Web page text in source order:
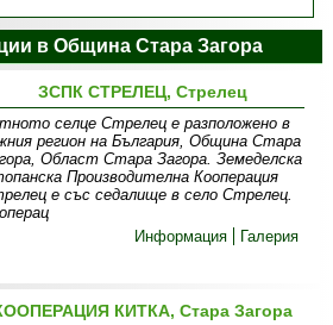
в Община Стара Загора
ЗСПК СТРЕЛЕЦ, Стрелец
селце Стрелец е разположено в
регион на България, Община Стара
Област Стара Загора. Земеделска
Производителна Кооперация
е със седалище в село Стрелец.
Информация
Галерия
КИТКА, Стара Загора